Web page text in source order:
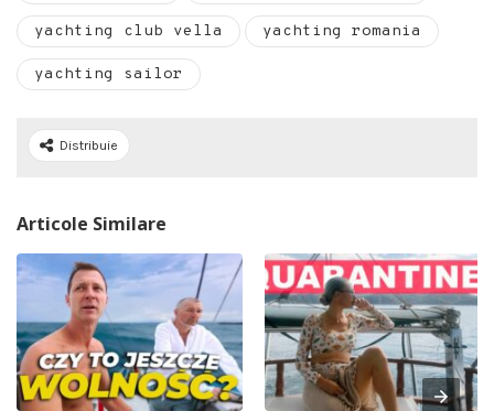
yachting club vella yachting romania
yachting sailor
Distribuie
Articole Similare